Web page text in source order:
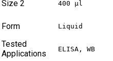
Size 2 400 µl
Form Liquid
Tested
Applications
ELISA, WB